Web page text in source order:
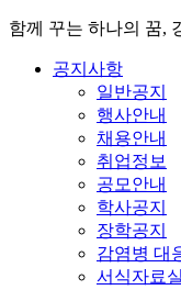
함께 꾸는 하나의 꿈,
공지사항
일반공지
행사안내
채용안내
취업정보
공모안내
학사공지
장학공지
감염병 대
서식자료실